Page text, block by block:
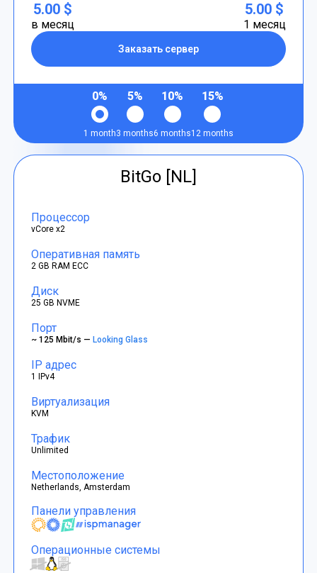
5.00 $
в месяц
Заказать сервер
5.00 $
1 месяц
0%
1 month
5%
3 months
10%
6 months
15%
12 months
BitGo [NL]
Процессор
vCore x2
Оперативная память
2 GB RAM ECC
Диск
25 GB NVME
Порт
~ 125 Mbit/s —Looking Glass
IP адрес
1 IPv4
Виртуализация
KVM
Трафик
Unlimited
Местоположение
Netherlands, Amsterdam
Панели управления
Операционные системы